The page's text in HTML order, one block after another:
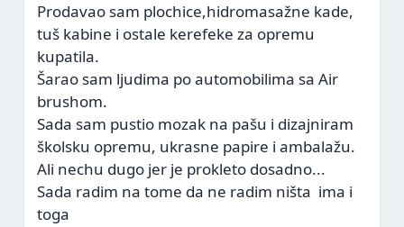
Prodavao sam plochice,hidromasažne kade,
tuš kabine i ostale kerefeke za opremu
kupatila.
Šarao sam ljudima po automobilima sa Air
brushom.
Sada sam pustio mozak na pašu i dizajniram
školsku opremu, ukrasne papire i ambalažu.
Ali nechu dugo jer je prokleto dosadno...
Sada radim na tome da ne radim ništa ima i
toga